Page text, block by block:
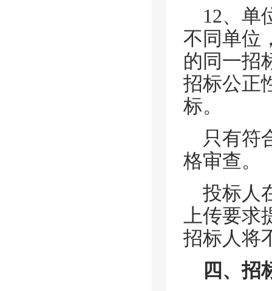
12、单
不同单位
的同一招
招标公正
标。
只有符
格审查。
投标人
上传要
招标人将
四、招